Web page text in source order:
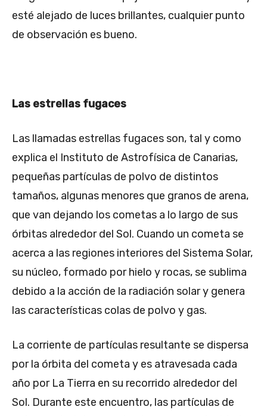
esté alejado de luces brillantes, cualquier punto
de observación es bueno.
Las estrellas fugaces
Las llamadas estrellas fugaces son, tal y como
explica el Instituto de Astrofísica de Canarias,
pequeñas partículas de polvo de distintos
tamaños, algunas menores que granos de arena,
que van dejando los cometas a lo largo de sus
órbitas alrededor del Sol. Cuando un cometa se
acerca a las regiones interiores del Sistema Solar,
su núcleo, formado por hielo y rocas, se sublima
debido a la acción de la radiación solar y genera
las características colas de polvo y gas.
La corriente de partículas resultante se dispersa
por la órbita del cometa y es atravesada cada
año por La Tierra en su recorrido alrededor del
Sol. Durante este encuentro, las partículas de